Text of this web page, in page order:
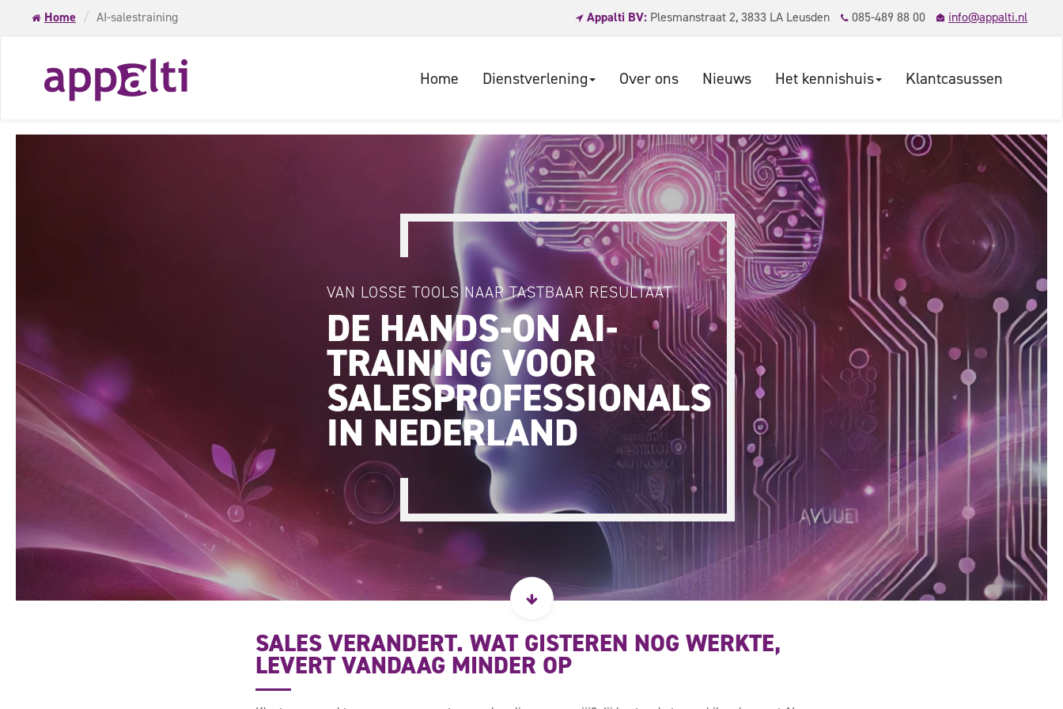
Home AI-salestraining Appalti BV: Plesmanstraat 2, 3833 LA Leusden 085-489 88 00 info@appalti.nl
Home Dienstverlening Over ons Nieuws Het kennishuis Klantcasussen
VAN LOSSE TOOLS NAAR TASTBAAR RESULTAAT
DE HANDS-ON AI-
TRAINING VOOR
SALESPROFESSIONALS
IN NEDERLAND
SALES VERANDERT. WAT GISTEREN NOG WERKTE,
LEVERT VANDAAG MINDER OP